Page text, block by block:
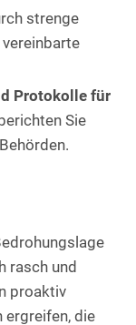
strenge
Protokolle für
Sie
rasch und
proaktiv
ergreifen, die